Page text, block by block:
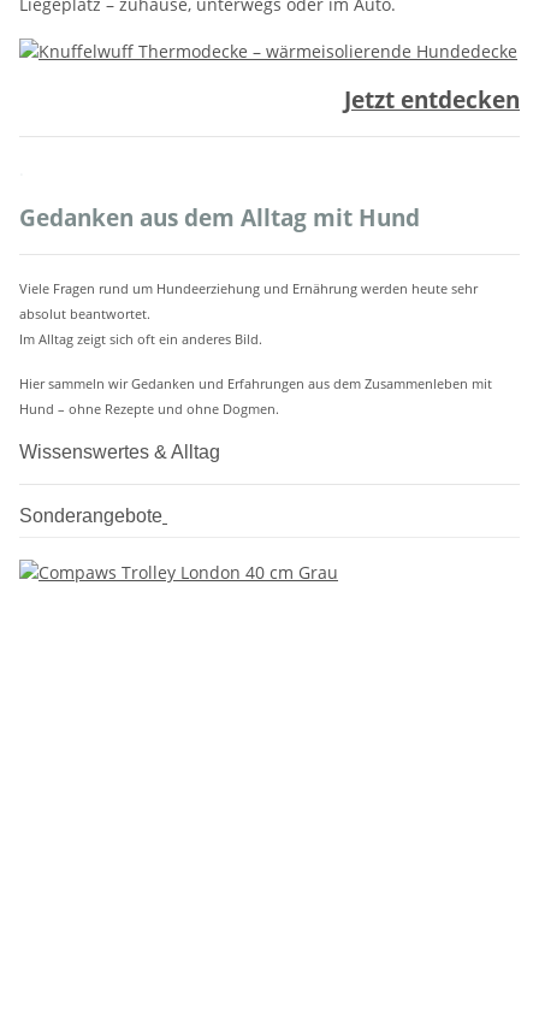
Jetzt entdecken
Gedanken aus dem Alltag mit Hund
Viele Fragen rund um Hundeerziehung und Ernährung werden heute sehr
absolut beantwortet.
Im Alltag zeigt sich oft ein anderes Bild.
Hier sammeln wir Gedanken und Erfahrungen aus dem Zusammenleben mit
Hund – ohne Rezepte und ohne Dogmen.
Wissenswertes & Alltag
Sonderangebote